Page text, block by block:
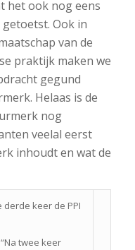
het ook nog eens
Ook in
van de
praktijk maken we
gegund
Helaas is de
nog
veelal eerst
inhoudt en wat de
derde keer de PPI
twee keer